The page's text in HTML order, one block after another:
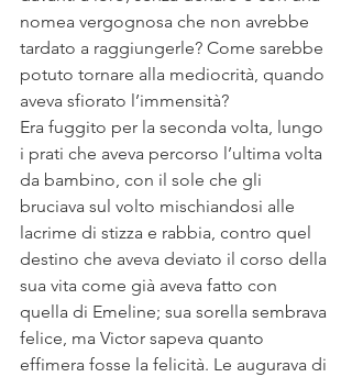
nomea vergognosa che non avrebbe
tardato a raggiungerle? Come sarebbe
potuto tornare alla mediocrità, quando
aveva sfiorato l’immensità?
Era fuggito per la seconda volta, lungo
i prati che aveva percorso l’ultima volta
da bambino, con il sole che gli
bruciava sul volto mischiandosi alle
lacrime di stizza e rabbia, contro quel
destino che aveva deviato il corso della
sua vita come già aveva fatto con
quella di Emeline; sua sorella sembrava
felice, ma Victor sapeva quanto
effimera fosse la felicità. Le augurava di